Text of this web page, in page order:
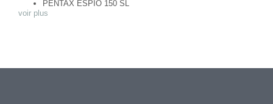
PENTAX ESPIO 150 SL
PENTAX ESPIO 160
PENTAX P30
voir plus